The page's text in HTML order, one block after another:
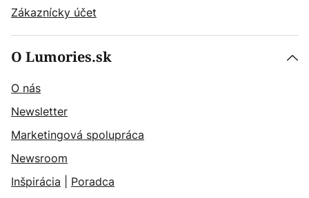
Zákaznícky účet
O Lumories.sk
O nás
Newsletter
Marketingová spolupráca
Newsroom
Inšpirácia
Poradca